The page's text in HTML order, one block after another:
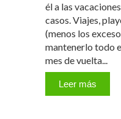
él a las
casos. Viajes,
(menos los
mantenerlo todo
mes de vuelta...
Leer más